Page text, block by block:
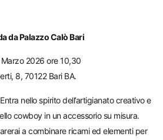
da Palazzo Calò Bari
2026 ore 10,30
8, 70122 Bari BA.
nello spirito dell’artigianato creativo e
cowboy in un accessorio su misura.
a combinare ricami ed elementi per